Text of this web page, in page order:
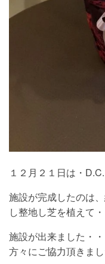
１２月２１日は・
施設が完成したのは
し整地し芝を植えて
施設が出来ました・
方々にご協力頂きまし